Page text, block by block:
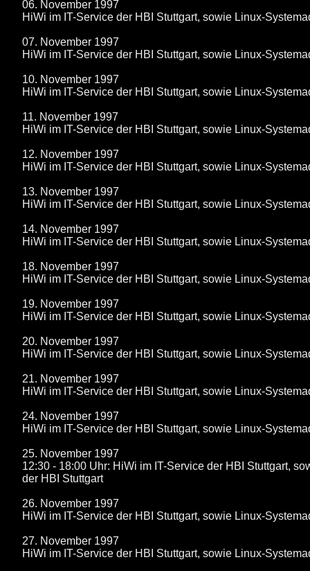
06. November 1997
HiWi im IT-Service der HBI Stuttgart, sowie Linux-
07. November 1997
HiWi im IT-Service der HBI Stuttgart, sowie Linux-
10. November 1997
HiWi im IT-Service der HBI Stuttgart, sowie Linux-
11. November 1997
HiWi im IT-Service der HBI Stuttgart, sowie Linux-
12. November 1997
HiWi im IT-Service der HBI Stuttgart, sowie Linux-
13. November 1997
HiWi im IT-Service der HBI Stuttgart, sowie Linux-
14. November 1997
HiWi im IT-Service der HBI Stuttgart, sowie Linux-
18. November 1997
HiWi im IT-Service der HBI Stuttgart, sowie Linux-
19. November 1997
HiWi im IT-Service der HBI Stuttgart, sowie Linux-
20. November 1997
HiWi im IT-Service der HBI Stuttgart, sowie Linux-
21. November 1997
HiWi im IT-Service der HBI Stuttgart, sowie Linux-
24. November 1997
HiWi im IT-Service der HBI Stuttgart, sowie Linux-
25. November 1997
12:30 - 18:00 Uhr: HiWi im IT-Service der HBI Stuttgart,
der HBI Stuttgart
26. November 1997
HiWi im IT-Service der HBI Stuttgart, sowie Linux-
27. November 1997
HiWi im IT-Service der HBI Stuttgart, sowie Linux-